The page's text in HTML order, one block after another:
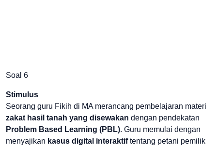
Soal 6
Stimulus
Seorang guru Fikih di MA merancang pembelajaran materi
zakat hasil tanah yang disewakan dengan pendekatan
Problem Based Learning (PBL). Guru memulai dengan
menyajikan kasus digital interaktiftentang petani pemilik